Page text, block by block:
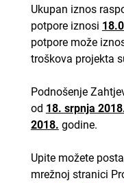
Ukupan iznos
potpore iznosi
potpore može
troškova projekta
Podnošenje
od 18. srpnja
2018. godine.
Upite možete
mrežnoj stranici